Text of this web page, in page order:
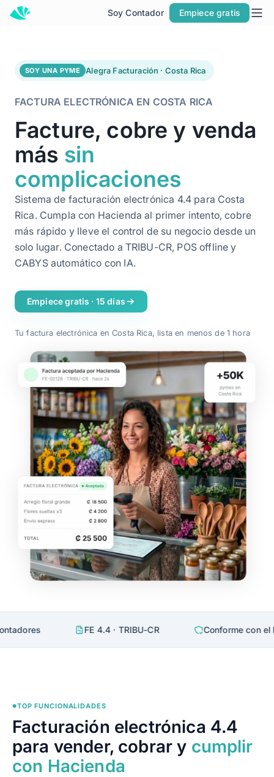
Soy Contador Empiece gratis
Inicio
POR TIPO DE EMPRESA
Soy Pyme
Soy Contador
Alegra ERP
POR PRODUCTO
Facturación Electrónica
POS
LO NUEVO DE ALEGRA
Conoce Alegra MCP
Contacto
Ingrese
SOY UNA PYME Alegra Facturación · Costa Rica
FACTURA ELECTRÓNICA EN COSTA RICA
Facture, cobre y venda
más sin
complicaciones
Sistema de facturación electrónica 4.4 para Costa
Rica. Cumpla con Hacienda al primer intento, cobre
más rápido y lleve el control de su negocio desde un
solo lugar. Conectado a TRIBU-CR, POS offline y
CABYS automático con IA.
Empiece gratis · 15 días
Tu factura electrónica en Costa Rica, lista en menos de 1 hora
FE 4.4 · TRIBU-CR Conforme con el
●TOP FUNCIONALIDADES
Facturación electrónica 4.4
para vender, cobrar y cumplir
con Hacienda